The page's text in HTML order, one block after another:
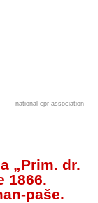
national cpr association
„Prim. dr.
1866.
paše.